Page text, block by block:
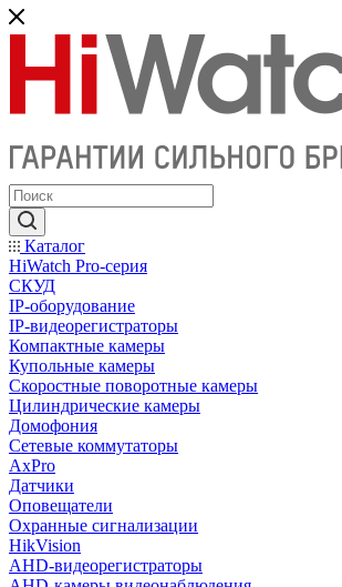
Каталог
HiWatch Pro-серия
CКУД
IP-оборудование
IP-видеорегистраторы
Компактные камеры
Купольные камеры
Скоростные поворотные камеры
Цилиндрические камеры
Домофония
Сетевые коммутаторы
AxPro
Датчики
Оповещатели
Охранные сигнализации
HikVision
AHD-видеорегистраторы